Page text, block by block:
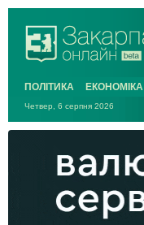
ПОЛІТИКА ЕКОНОМІКА
Четвер, 6 серпня 2026